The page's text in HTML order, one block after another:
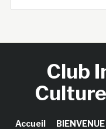
Club
Accueil BIENVENUE